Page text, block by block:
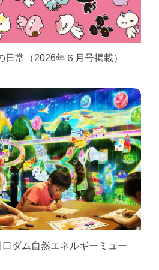
常（2026年６月号掲載）
ダム自然エネルギーミュー